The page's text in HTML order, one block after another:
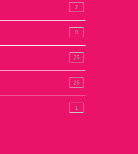
2
8
25
25
1